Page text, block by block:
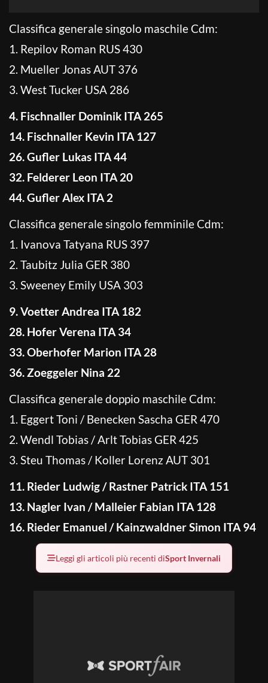
Classifica generale singolo maschile Cdm:
1. Repilov Roman RUS 430
2. Mueller Jonas AUT 376
3. West Tucker USA 286
4. Fischnaller Dominik ITA 265
14. Fischnaller Kevin ITA 127
26. Gufler Lukas ITA 44
32. Felderer Leon ITA 20
44. Gufler Alex ITA 2
Classifica generale singolo femminile Cdm:
1. Ivanova Tatyana RUS 397
2. Taubitz Julia GER 380
3. Sweeney Emily USA 303
9. Voetter Andrea ITA 182
28. Hofer Verena ITA 34
33. Oberhofer Marion ITA 28
36. Zoeggeler Nina 22
Classifica generale doppio maschile Cdm:
1. Eggert Toni / Benecken Sascha GER 470
2. Wendl Tobias / Arlt Tobias GER 425
3. Steu Thomas / Koller Lorenz AUT 301
11. Rieder Ludwig / Rastner Patrick ITA 151
13. Nagler Ivan / Malleier Fabian ITA 128
16. Rieder Emanuel / Kainzwaldner Simon ITA 94
Leggi gli articoli più recenti diSport Invernali